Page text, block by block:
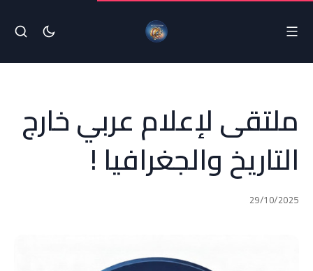
ملتقى لإعلام عربي خارج
التاريخ والجغرافيا !
29/10/2025